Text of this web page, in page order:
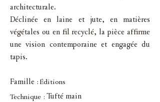
architecturale.
Déclinée en laine et jute, en matières
végétales ou en fil recyclé, la pièce affirme
une vision contemporaine et engagée du
tapis.
Famille :Éditions
Technique : Tufté main